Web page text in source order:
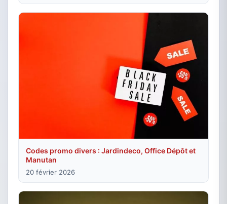
Codes promo divers : Jardindeco, Office Dépôt et
Manutan
20 février 2026